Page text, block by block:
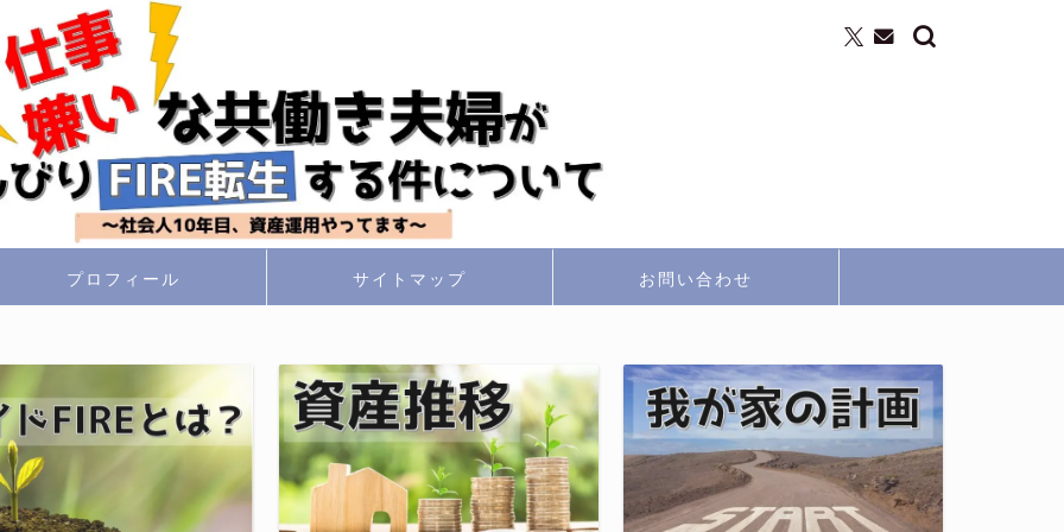
プロフィール サイトマップ お問い合わせ